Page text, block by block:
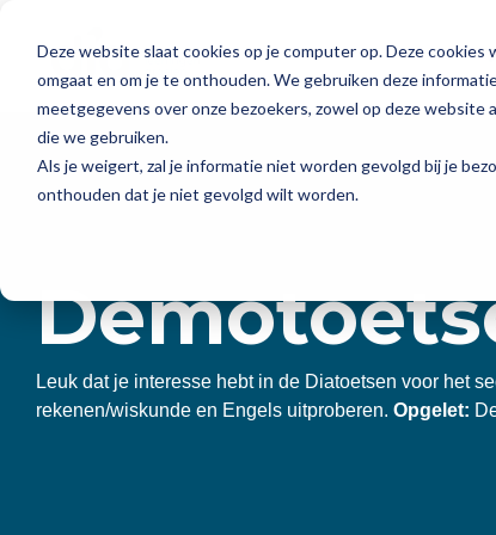
Deze website slaat cookies op je computer op. Deze
omgaat en om je te onthouden. We gebruiken deze
meetgegevens over onze bezoekers, zowel op deze website
die we gebruiken.
Als je weigert, zal je informatie niet worden gevolgd bij je
onthouden dat je niet gevolgd wilt worden.
main
content.
Basisonderwijs
Elke dag zie je jouw leerlingen groeien. Bij Dia
begrijpen we hoe waardevol het is om helder
Basisonderwijs
Dia-groeiwijzer
Diaplus: oefenmateriaal
Onze Academie
Dia komt naar jou
Over ons
Wij zijn ontwikkelaar en uitgever van het
adaptieve Dia-leerlingvolgsysteem en
Leuk dat je interesse hebt in de Diatoetsen voor het
rekenen/wiskunde en Engels uitproberen. Opgelet: